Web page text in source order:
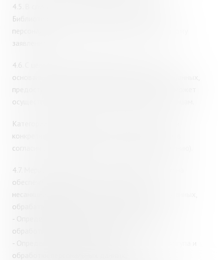
4.5.
Библиотека вносит необходимые изменения в
персональные данные пользователя по его личному
заявлению.
4.6.
основании согласия на передачу персональных данных,
предоставленного пользователем, Библиотека может
осуществлять передачу таких данных третьим лицам.
Категории передаваемых данных, перечень лиц и
конкретные цели передачи данных указываются в
согласии (приложение №2 к настоящему положению).
4.7.
обеспечение сохранности и исключения
несанкционированного доступа персональных данных,
обрабатываемых без средств автоматизации:
- Определение перечня помещений хранения и
обработки персональных данных;
- Определение перечня лиц, имеющих право доступа и
обработки персональных данных;